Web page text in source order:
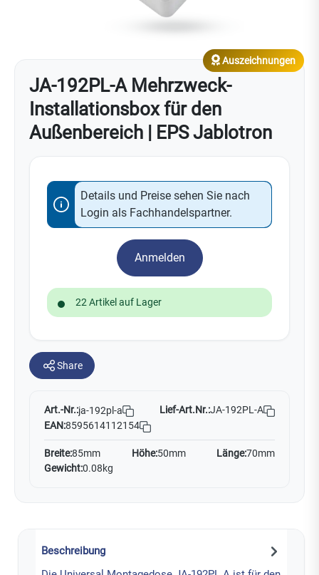
JA-192PL-A Mehrzweck-
Installationsbox für den
Außenbereich | EPS Jablotron
Auszeichnungen
Details und Preise sehen Sie nach
Login als Fachhandelspartner.
Anmelden
22 Artikel auf Lager
Share
Art.-Nr.:ja-192pl-a Lief-Art.Nr.:JA-192PL-A
EAN:8595614112154
Breite:85mm Höhe:50mm Länge:70mm
Gewicht:0.08kg
Beschreibung